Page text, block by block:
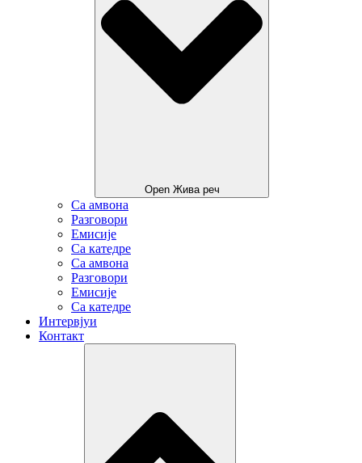
Open Жива реч
Са амвона
Разговори
Емисије
Са катедре
Са амвона
Разговори
Емисије
Са катедре
Интервјуи
Контакт